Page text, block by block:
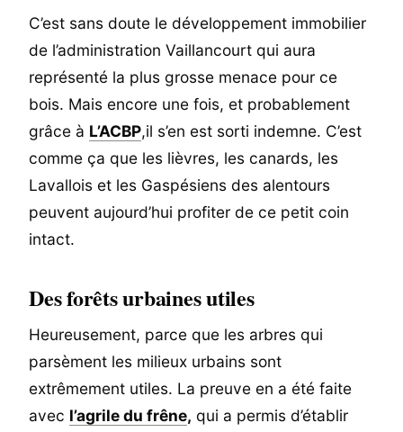
C’est sans doute le développement immobilier
de l’administration Vaillancourt qui aura
représenté la plus grosse menace pour ce
bois. Mais encore une fois, et probablement
grâce à L’ACBP,il s’en est sorti indemne. C’est
comme ça que les lièvres, les canards, les
Lavallois et les Gaspésiens des alentours
peuvent aujourd’hui profiter de ce petit coin
intact.
Des forêts urbaines utiles
Heureusement, parce que les arbres qui
parsèment les milieux urbains sont
extrêmement utiles. La preuve en a été faite
avec l’agrile du frêne, qui a permis d’établir